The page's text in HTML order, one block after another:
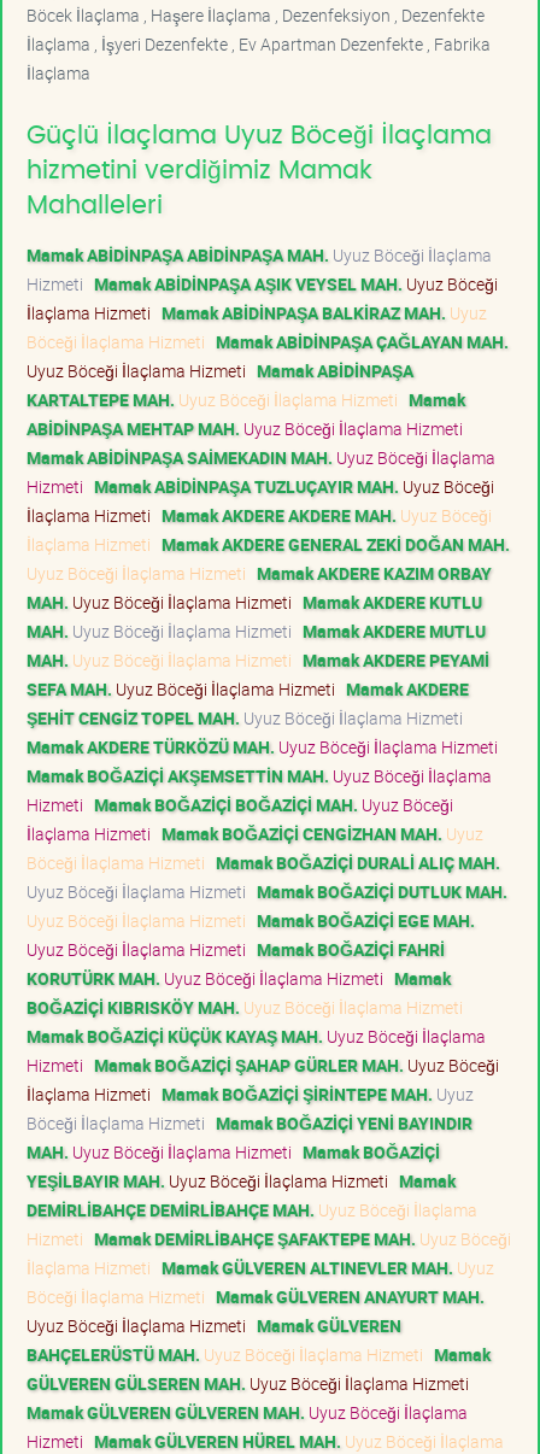
Böcek İlaçlama , Haşere İlaçlama , Dezenfeksiyon , Dezenfekte
İlaçlama , İşyeri Dezenfekte , Ev Apartman Dezenfekte , Fabrika
İlaçlama
Güçlü İlaçlama Uyuz Böceği İlaçlama
hizmetini verdiğimiz Mamak
Mahalleleri
Mamak ABİDİNPAŞA ABİDİNPAŞA MAH. Uyuz Böceği İlaçlama
Hizmeti Mamak ABİDİNPAŞA AŞIK VEYSEL MAH. Uyuz Böceği
İlaçlama Hizmeti Mamak ABİDİNPAŞA BALKİRAZ MAH. Uyuz
Böceği İlaçlama Hizmeti Mamak ABİDİNPAŞA ÇAĞLAYAN MAH.
Uyuz Böceği İlaçlama Hizmeti Mamak ABİDİNPAŞA
KARTALTEPE MAH. Uyuz Böceği İlaçlama Hizmeti Mamak
ABİDİNPAŞA MEHTAP MAH. Uyuz Böceği İlaçlama Hizmeti
Mamak ABİDİNPAŞA SAİMEKADIN MAH. Uyuz Böceği İlaçlama
Hizmeti Mamak ABİDİNPAŞA TUZLUÇAYIR MAH. Uyuz Böceği
İlaçlama Hizmeti Mamak AKDERE AKDERE MAH. Uyuz Böceği
İlaçlama Hizmeti Mamak AKDERE GENERAL ZEKİ DOĞAN MAH.
Uyuz Böceği İlaçlama Hizmeti Mamak AKDERE KAZIM ORBAY
MAH. Uyuz Böceği İlaçlama Hizmeti Mamak AKDERE KUTLU
MAH. Uyuz Böceği İlaçlama Hizmeti Mamak AKDERE MUTLU
MAH. Uyuz Böceği İlaçlama Hizmeti Mamak AKDERE PEYAMİ
SEFA MAH. Uyuz Böceği İlaçlama Hizmeti Mamak AKDERE
ŞEHİT CENGİZ TOPEL MAH. Uyuz Böceği İlaçlama Hizmeti
Mamak AKDERE TÜRKÖZÜ MAH. Uyuz Böceği İlaçlama Hizmeti
Mamak BOĞAZİÇİ AKŞEMSETTİN MAH. Uyuz Böceği İlaçlama
Hizmeti Mamak BOĞAZİÇİ BOĞAZİÇİ MAH. Uyuz Böceği
İlaçlama Hizmeti Mamak BOĞAZİÇİ CENGİZHAN MAH. Uyuz
Böceği İlaçlama Hizmeti Mamak BOĞAZİÇİ DURALİ ALIÇ MAH.
Uyuz Böceği İlaçlama Hizmeti Mamak BOĞAZİÇİ DUTLUK MAH.
Uyuz Böceği İlaçlama Hizmeti Mamak BOĞAZİÇİ EGE MAH.
Uyuz Böceği İlaçlama Hizmeti Mamak BOĞAZİÇİ FAHRİ
KORUTÜRK MAH. Uyuz Böceği İlaçlama Hizmeti Mamak
BOĞAZİÇİ KIBRISKÖY MAH. Uyuz Böceği İlaçlama Hizmeti
Mamak BOĞAZİÇİ KÜÇÜK KAYAŞ MAH. Uyuz Böceği İlaçlama
Hizmeti Mamak BOĞAZİÇİ ŞAHAP GÜRLER MAH. Uyuz Böceği
İlaçlama Hizmeti Mamak BOĞAZİÇİ ŞİRİNTEPE MAH. Uyuz
Böceği İlaçlama Hizmeti Mamak BOĞAZİÇİ YENİ BAYINDIR
MAH. Uyuz Böceği İlaçlama Hizmeti Mamak BOĞAZİÇİ
YEŞİLBAYIR MAH. Uyuz Böceği İlaçlama Hizmeti Mamak
DEMİRLİBAHÇE DEMİRLİBAHÇE MAH. Uyuz Böceği İlaçlama
Hizmeti Mamak DEMİRLİBAHÇE ŞAFAKTEPE MAH. Uyuz Böceği
İlaçlama Hizmeti Mamak GÜLVEREN ALTINEVLER MAH. Uyuz
Böceği İlaçlama Hizmeti Mamak GÜLVEREN ANAYURT MAH.
Uyuz Böceği İlaçlama Hizmeti Mamak GÜLVEREN
BAHÇELERÜSTÜ MAH. Uyuz Böceği İlaçlama Hizmeti Mamak
GÜLVEREN GÜLSEREN MAH. Uyuz Böceği İlaçlama Hizmeti
Mamak GÜLVEREN GÜLVEREN MAH. Uyuz Böceği İlaçlama
Hizmeti Mamak GÜLVEREN HÜREL MAH. Uyuz Böceği İlaçlama